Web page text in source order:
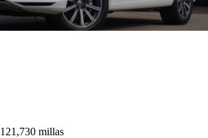
121,730 millas